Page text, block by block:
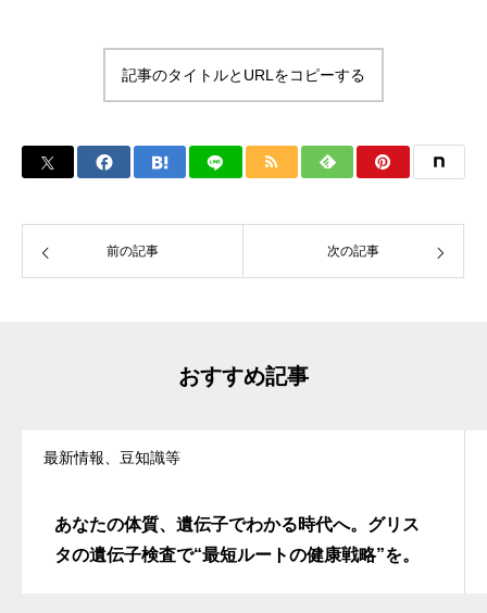
記事のタイトルとURLをコピーする
前の記事 次の記事
おすすめ記事
最新情報、豆知識等
あなたの体質、遺伝子でわかる時代へ。グリス
タの遺伝子検査で“最短ルートの健康戦略”を。